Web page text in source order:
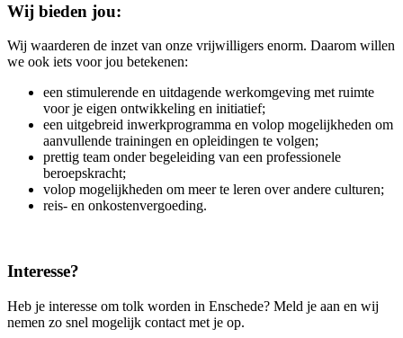
Wij bieden jou:
Wij waarderen de inzet van onze vrijwilligers enorm. Daarom willen
we ook iets voor jou betekenen:
een stimulerende en uitdagende werkomgeving met ruimte
voor je eigen ontwikkeling en initiatief;
een uitgebreid inwerkprogramma en volop mogelijkheden om
aanvullende trainingen en opleidingen te volgen;
prettig team onder begeleiding van een professionele
beroepskracht;
volop mogelijkheden om meer te leren over andere culturen;
reis- en onkostenvergoeding.
Interesse?
Heb je interesse om tolk worden in Enschede? Meld je aan en wij
nemen zo snel mogelijk contact met je op.